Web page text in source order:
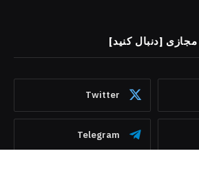
[دنبال کنید]
Twitter
Telegram